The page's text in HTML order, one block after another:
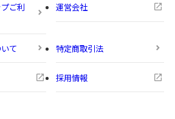
ご利
運営会社
て 特定商取引法
採用情報